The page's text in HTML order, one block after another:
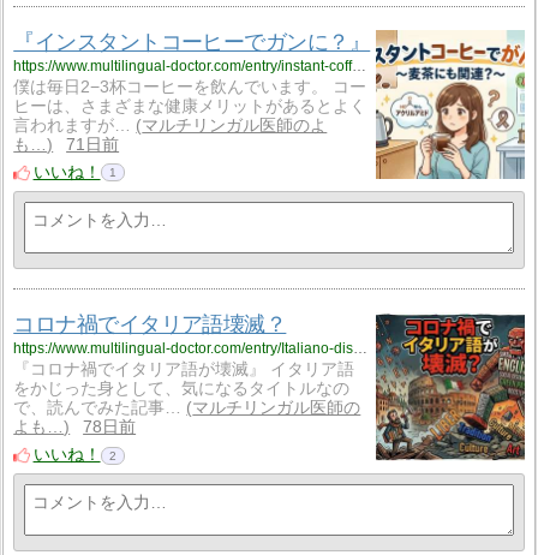
『インスタントコーヒーでガンに？』
https://www.multilingual-doctor.com/entry/instant-coffee-cancer?utm_source=feed
僕は毎日2−3杯コーヒーを飲んでいます。 コー
ヒーは、さまざまな健康メリットがあるとよく
言われますが…
マルチリンガル医師のよ
も…
71日前
いいね！
1
コロナ禍でイタリア語壊滅？
https://www.multilingual-doctor.com/entry/Italiano-disappearing?utm_source=feed
『コロナ禍でイタリア語が壊滅』 イタリア語
をかじった身として、気になるタイトルなの
で、読んでみた記事…
マルチリンガル医師の
よも…
78日前
いいね！
2